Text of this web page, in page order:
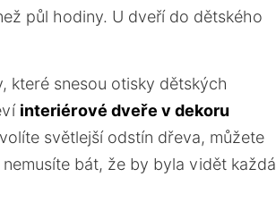
půl hodiny. U dveří do dětského
které snesou otisky dětských
interiérové dveře v dekoru
světlejší odstín dřeva, můžete
bát, že by byla vidět každá